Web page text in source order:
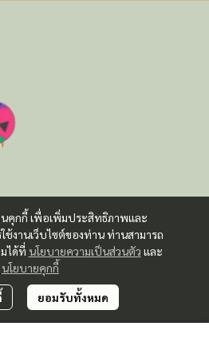
นคุกกี้ เพื่อเพิ่มประสิทธิภาพและ
งานเว็บไซต์ของท่าน ท่านสามารถ
ได้ที่ นโยบายความเป็นส่วนตัว และ
นโยบายคุกกี้
ยอมรับทั้งหมด